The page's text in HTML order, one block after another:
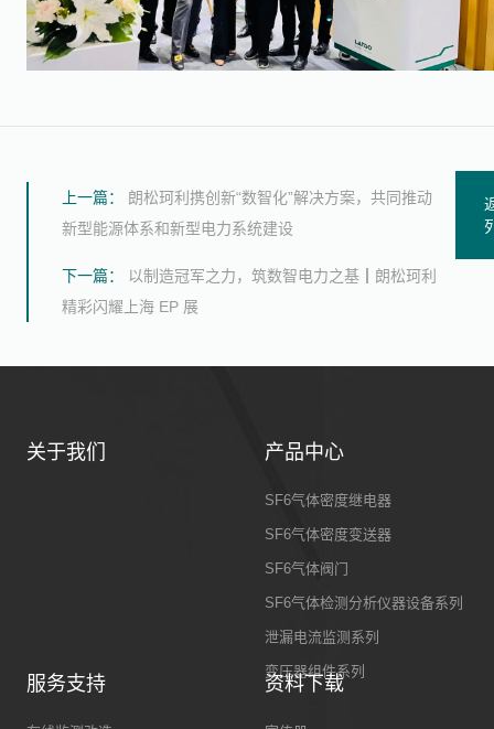
上一篇： 朗松珂利携创新“数智化”解决方案，共同推动
新型能源体系和新型电力系统建设
下一篇：
以制造冠军之力，筑数智电力之基┃朗松珂利
精彩闪耀上海 EP 展
关于我们 产品中心
SF6气体密度继电器
SF6气体密度变送器
SF6气体阀门
SF6气体检测分析仪器设备系列
泄漏电流监测系列
变压器组件系列
服务支持 资料下载